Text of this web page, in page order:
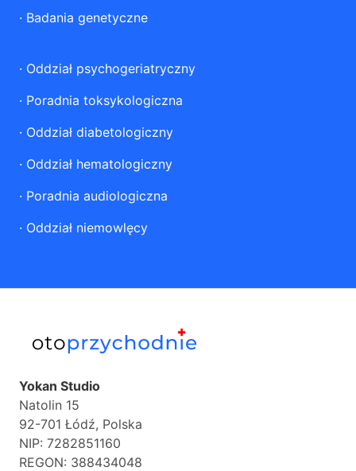
· Badania genetyczne
· Oddział psychogeriatryczny
· Poradnia toksykologiczna
· Oddział diabetologiczny
· Oddział hematologiczny
· Poradnia audiologiczna
· Oddział niemowlęcy
Yokan Studio
Natolin 15
92-701 Łódź, Polska
NIP: 7282851160
REGON: 388434048